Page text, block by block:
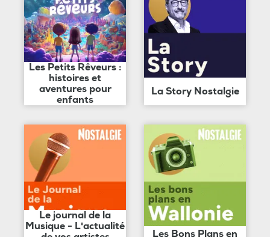
Les Petits Rêveurs :
histoires et
aventures pour
enfants
La Story Nostalgie
Le journal de la
Musique - L'actualité
Les Bons Plans en